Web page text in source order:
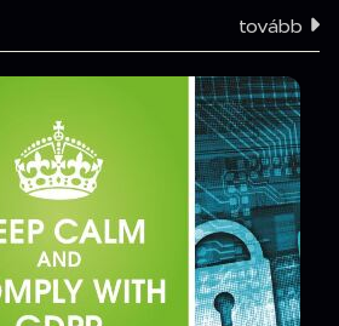
tovább